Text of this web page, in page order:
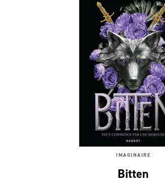
IMAGINAIRE
Bitten